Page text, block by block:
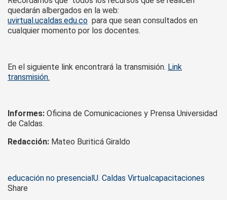
quedarán albergados en la web:
uvirtual.ucaldas.edu.co para que sean consultados en
cualquier momento por los docentes.
En el siguiente link encontrará la transmisión. Link
transmisión.
Informes: Oficina de Comunicaciones y Prensa Universidad
de Caldas.
Redacción: Mateo Buriticá Giraldo
Tags
educación no presencialU. Caldas Virtualcapacitaciones
Share